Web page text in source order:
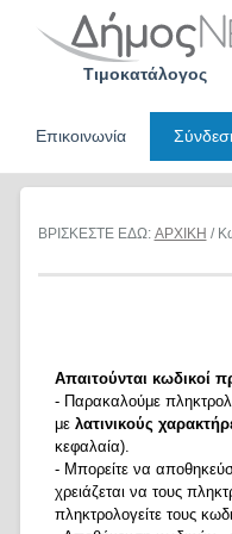
Τιμοκατάλογος
Επικοινωνία
ΒΡΙΣΚΕΣΤΕ ΕΔΩ: ΑΡΧΙΚΗ /
Απαιτούνται κωδικοί
- Παρακαλούμε
με λατινικούς
κεφαλαία).
- Μπορείτε να
χρειάζεται να τους
πληκτρολογείτε τους